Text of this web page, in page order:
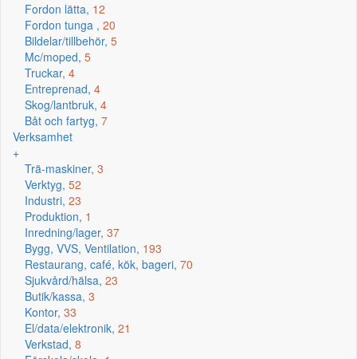
Fordon lätta, 12
Fordon tunga , 20
Bildelar/tillbehör, 5
Mc/moped, 5
Truckar, 4
Entreprenad, 4
Skog/lantbruk, 4
Båt och fartyg, 7
Verksamhet
+
Trä-maskiner, 3
Verktyg, 52
Industri, 23
Produktion, 1
Inredning/lager, 37
Bygg, VVS, Ventilation, 193
Restaurang, café, kök, bageri, 70
Sjukvård/hälsa, 23
Butik/kassa, 3
Kontor, 33
El/data/elektronik, 21
Verkstad, 8